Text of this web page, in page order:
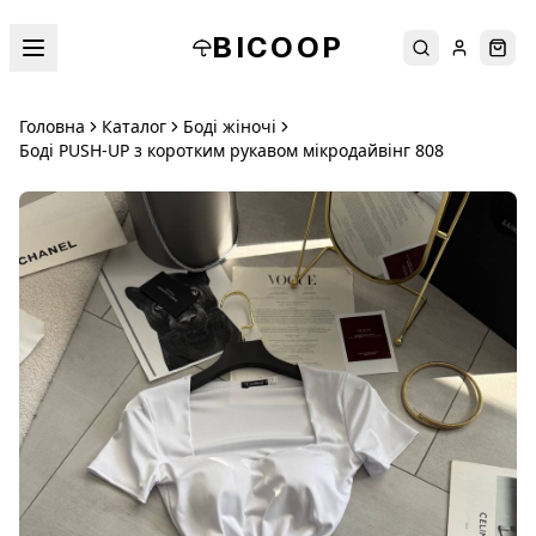
BICOOP ПошукУвійти
Головна Каталог
Боді жіночі
Боді PUSH-UP з коротким рукавом мікродайвінг 808